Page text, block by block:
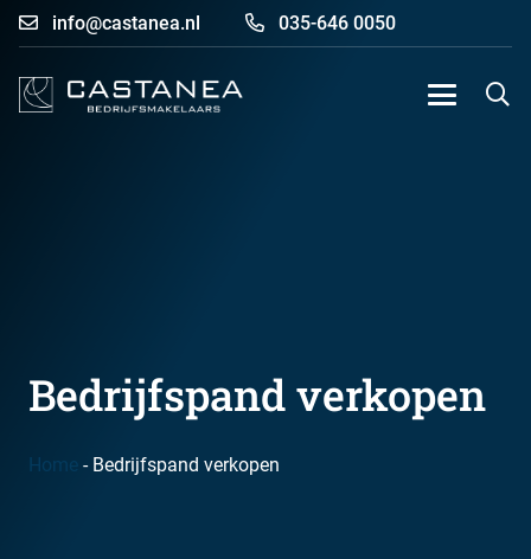
info@castanea.nl 035-646 0050
Bedrijfspand verkopen
Home - Bedrijfspand verkopen